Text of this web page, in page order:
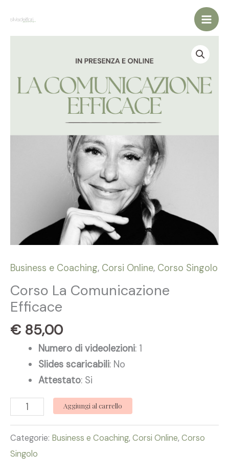
contenuto
Business e Coaching, Corsi Online, Corso Singolo
Corso La Comunicazione
Efficace
€ 85,00
Numero di videolezioni: 1
Slides scaricabili: No
Attestato: Si
Comunicazione
Efficace
Aggiungi al carrello
Categorie: Business e Coaching,Corsi Online,Corso
Singolo